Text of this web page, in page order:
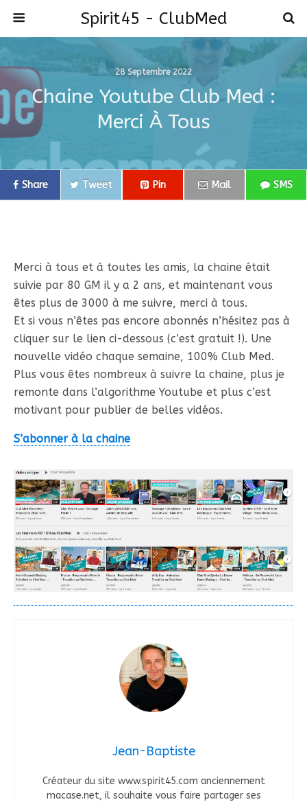
Spirit45 - ClubMed
28 Septembre 2022
Chaine Youtube Club Med :
Merci À Tous
Share Tweet Pin Mail SMS
Merci à tous et à toutes les amis, la chaine était
suivie par 80 GM il y a 2 ans, et maintenant vous
êtes plus de 3000 à me suivre, merci à tous.
Et si vous n’êtes pas encore abonnés n’hésitez pas à
cliquer sur le lien ci-dessous (c’est gratuit !). Une
nouvelle vidéo chaque semaine, 100% Club Med.
Plus vous êtes nombreux à suivre la chaine, plus je
remonte dans l’algorithme Youtube et plus c’est
motivant pour publier de belles vidéos.
S’abonner à la chaine
Jean-Baptiste
Créateur du site www.spirit45.com anciennement
macase.net, il souhaite vous faire partager ses